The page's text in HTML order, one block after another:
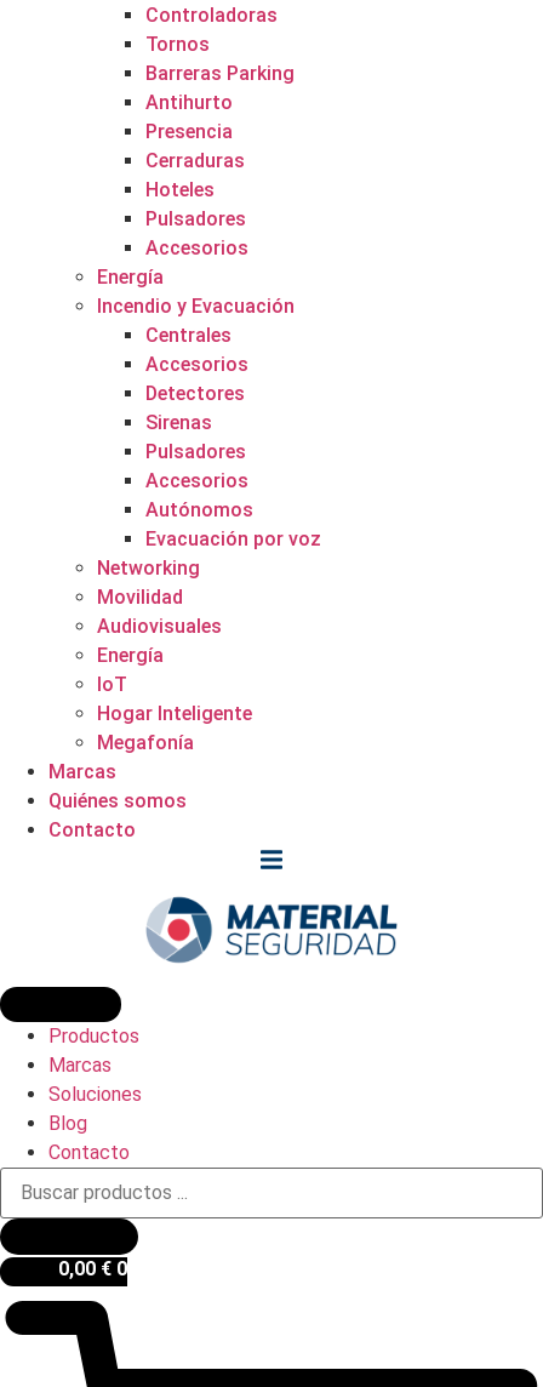
Controladoras
Tornos
Barreras Parking
Antihurto
Presencia
Cerraduras
Hoteles
Pulsadores
Accesorios
Energía
Incendio y Evacuación
Centrales
Accesorios
Detectores
Sirenas
Pulsadores
Accesorios
Autónomos
Evacuación por voz
Networking
Movilidad
Audiovisuales
Energía
IoT
Hogar Inteligente
Megafonía
Marcas
Quiénes somos
Contacto
Productos
Marcas
Soluciones
Blog
Contacto
Búsqueda
productos
0,00 € 0